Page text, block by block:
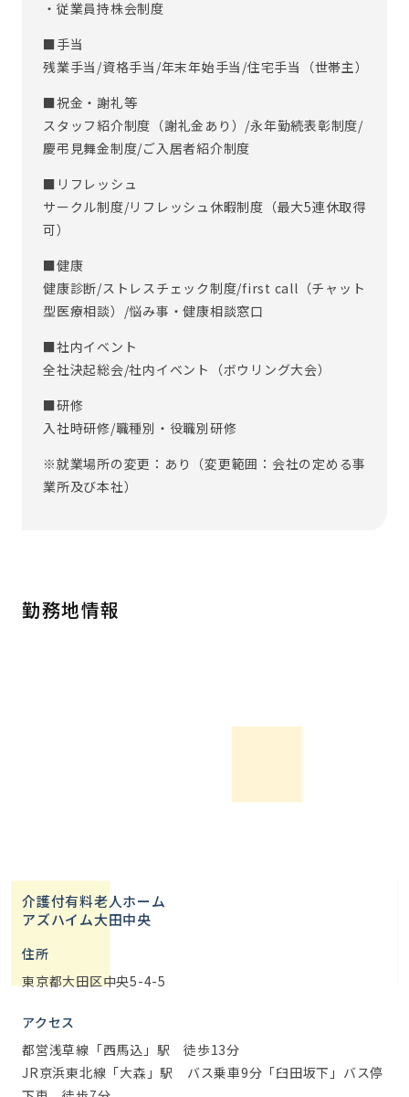
・従業員持株会制度
■手当
残業手当/資格手当/年末年始手当/住宅手当（世帯主）
■祝金・謝礼等
スタッフ紹介制度（謝礼金あり）/永年勤続表彰制度/
慶弔見舞金制度/ご入居者紹介制度
■リフレッシュ
サークル制度/リフレッシュ休暇制度（最大5連休取得
可）
■健康
健康診断/ストレスチェック制度/first call（チャット
型医療相談）/悩み事・健康相談窓口
■社内イベント
全社決起総会/社内イベント（ボウリング大会）
■研修
入社時研修/職種別・役職別研修
※就業場所の変更：あり（変更範囲：会社の定める事
業所及び本社）
勤務地情報
介護付有料老人ホーム
アズハイム大田中央
住所
東京都大田区中央5-4-5
アクセス
都営浅草線「西馬込」駅 徒歩13分
JR京浜東北線「大森」駅 バス乗車9分「臼田坂下」バス停